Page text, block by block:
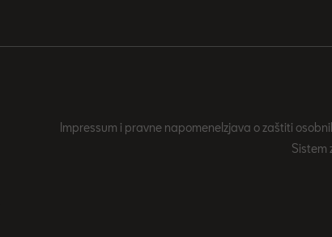
Impressum i pravne napomeneIzjava o zaštiti
Sistem